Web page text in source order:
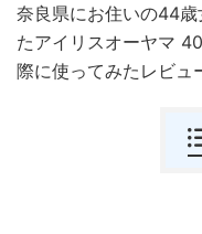
奈良県にお住いの44
たアイリスオーヤマ
際に使ってみたレビュ